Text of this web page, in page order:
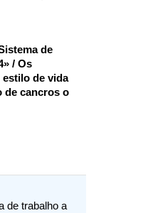
de
/ Os
de vida
de cancros o
de trabalho a